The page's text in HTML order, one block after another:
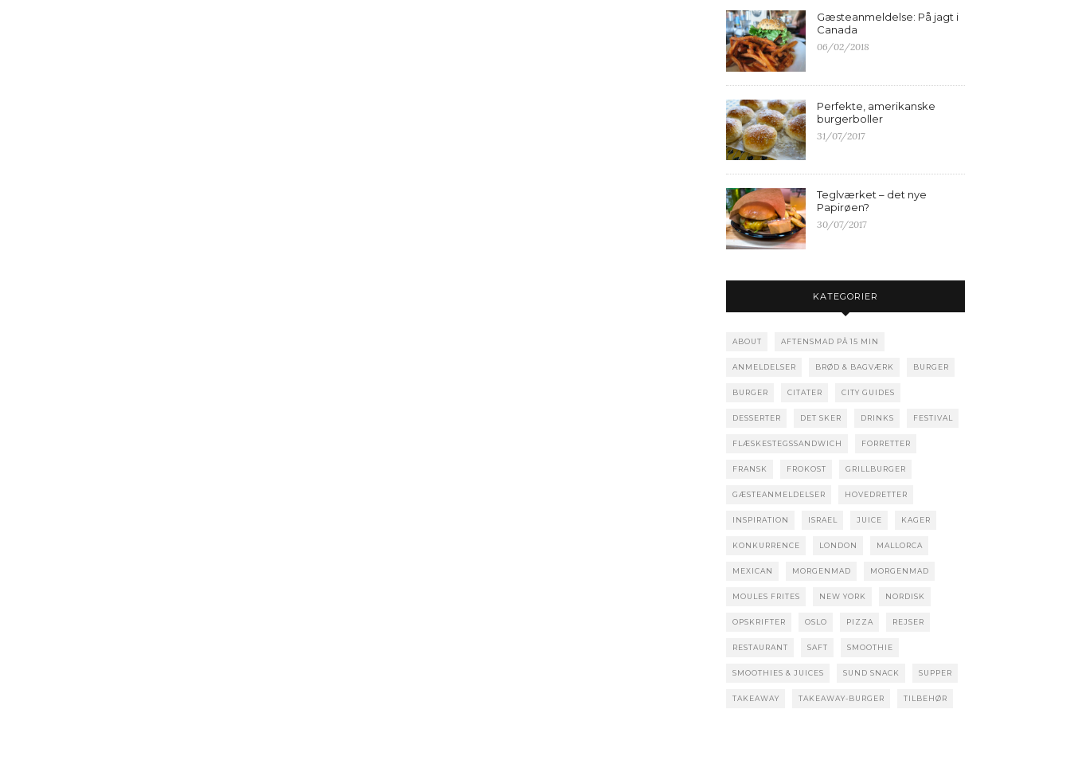
Gæsteanmeldelse: På jagt i
Canada
06/02/2018
Perfekte, amerikanske
burgerboller
31/07/2017
Teglværket – det nye
Papirøen?
30/07/2017
KATEGORIER
ABOUT AFTENSMAD PÅ 15 MIN
ANMELDELSER BRØD & BAGVÆRK BURGER
BURGER CITATER CITY GUIDES
DESSERTER DET SKER DRINKS FESTIVAL
FLÆSKESTEGSSANDWICH FORRETTER
FRANSK FROKOST GRILLBURGER
GÆSTEANMELDELSER HOVEDRETTER
INSPIRATION ISRAEL JUICE KAGER
KONKURRENCE LONDON MALLORCA
MEXICAN MORGENMAD MORGENMAD
MOULES FRITES NEW YORK NORDISK
OPSKRIFTER OSLO PIZZA REJSER
RESTAURANT SAFT SMOOTHIE
SMOOTHIES & JUICES SUND SNACK SUPPER
TAKEAWAY TAKEAWAY-BURGER TILBEHØR